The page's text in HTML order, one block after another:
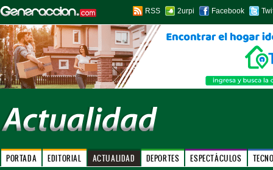
RSS 2urpi Facebook
PORTADA EDITORIAL ACTUALIDAD DEPORTES ESPECTÁCULOS